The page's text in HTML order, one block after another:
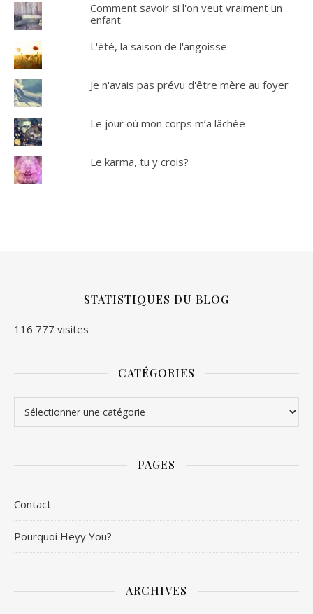
Comment savoir si l'on veut vraiment un
enfant
L'été, la saison de l'angoisse
Je n'avais pas prévu d'être mère au foyer
Le jour où mon corps m’a lâchée
Le karma, tu y crois?
STATISTIQUES DU BLOG
116 777 visites
CATÉGORIES
Catégories
PAGES
Contact
Pourquoi Heyy You?
ARCHIVES